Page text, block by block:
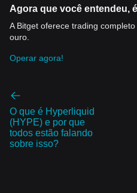
Agora que você entendeu,
A Bitget oferece trading
ouro.
Operar agora!
O que é Hyperliquid
(HYPE) e por que
todos estão falando
sobre isso?